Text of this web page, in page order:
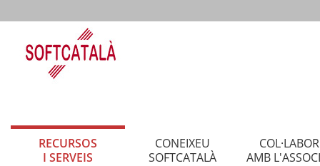
RECURSOS
I SERVEIS
CONEIXEU
SOFTCATALÀ
AMB